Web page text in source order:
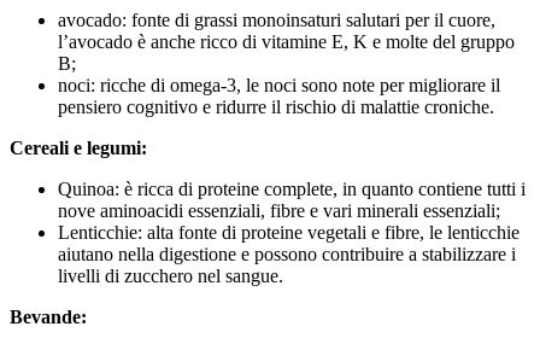
avocado: fonte di grassi monoinsaturi salutari per il cuore,
l’avocado è anche ricco di vitamine E, K e molte del gruppo
B;
noci: ricche di omega-3, le noci sono note per migliorare il
pensiero cognitivo e ridurre il rischio di malattie croniche.
Cereali e legumi:
Quinoa: è ricca di proteine complete, in quanto contiene tutti i
nove aminoacidi essenziali, fibre e vari minerali essenziali;
Lenticchie: alta fonte di proteine vegetali e fibre, le lenticchie
aiutano nella digestione e possono contribuire a stabilizzare i
livelli di zucchero nel sangue.
Bevande: